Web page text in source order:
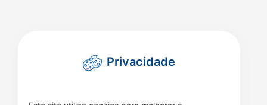
Privacidade